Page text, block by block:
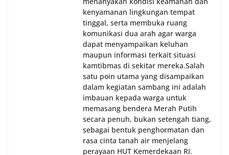
kenyamanan lingkungan tempat
tinggal, serta membuka ruang
komunikasi dua arah agar warga
dapat menyampaikan keluhan
maupun informasi terkait situasi
kamtibmas di sekitar mereka.‎‎‎Salah
satu poin utama yang disampaikan
dalam kegiatan sambang ini adalah
imbauan kepada warga untuk
memasang bendera Merah Putih
secara penuh, bukan setengah tiang,
sebagai bentuk penghormatan dan
rasa cinta tanah air menjelang
perayaan HUT Kemerdekaan RI.